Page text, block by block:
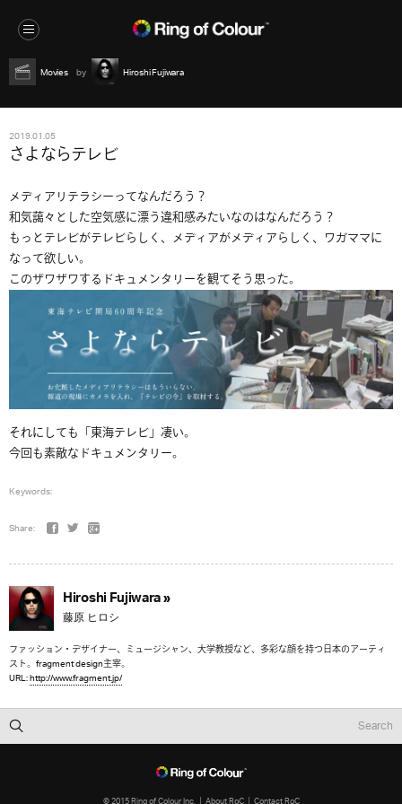
Movies Hiroshi Fujiwara
2019.01.05
さよならテレビ
メディアリテラシーってなんだろう？
和気藹々とした空気感に漂う違和感みたいなのはなんだろう？
もっとテレビがテレビらしく、メディアがメディアらしく、ワガママに
なって欲しい。
このザワザワするドキュメンタリーを観てそう思った。
それにしても「東海テレビ」凄い。
今回も素敵なドキュメンタリー。
Keywords:
Share:
Hiroshi Fujiwara »
藤原 ヒロシ
ファッション・デザイナー、ミュージシャン、大学教授など、多彩な顔を持つ日本のアーティ
スト。fragment design主宰。
URL:http://www.fragment.jp/